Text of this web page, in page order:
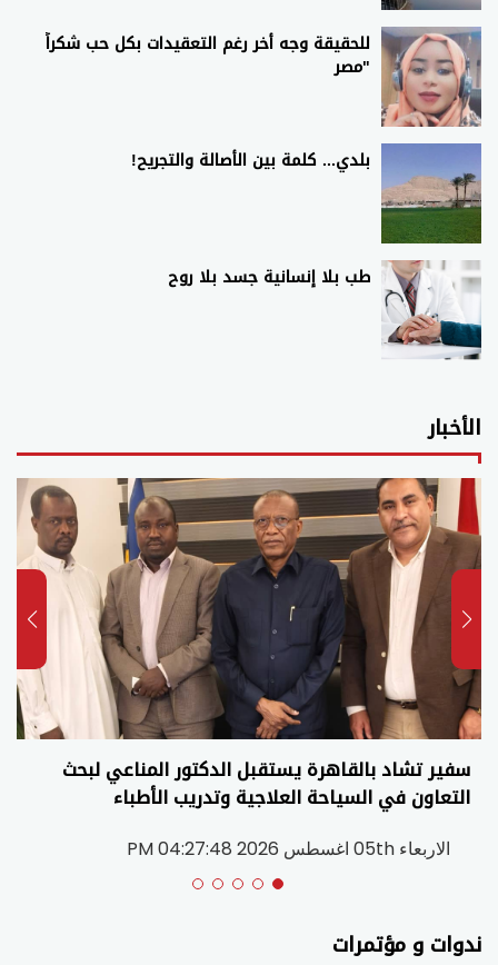
للحقيقة وجه أخر رغم التعقيدات بكل حب شكراََ
"مصر
بلدي... كلمة بين الأصالة والتجريح!
طب بلا إنسانية جسد بلا روح
الأخبار
أكاديمية وعيادات ميدفيجن تستقبل السيد بحر إدريس
أبوقردة وزير الصحة السوداني الأسبق
الاربعاء 05th اغسطس 2026 04:03:20 PM
ندوات و مؤتمرات